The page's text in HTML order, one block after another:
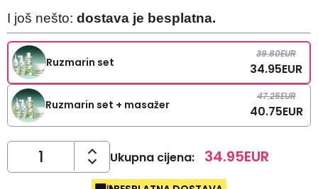
I još nešto: dostava je besplatna.
Ruzmarin set
39.80EUR
34.95EUR
Ruzmarin set + masažer
47.25EUR
40.75EUR
Ukupna cijena: 34.95EUR